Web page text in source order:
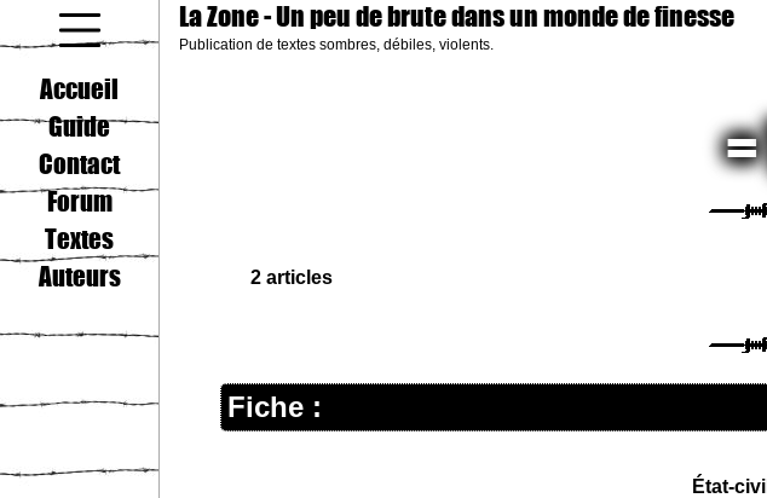
La Zone- Un peu de brute dans un monde de finesse
Publication de textes sombres, débiles, violents.
Accueil
Guide
Contact
Forum
Textes
Auteurs
2 articles
Fiche :
État-civil